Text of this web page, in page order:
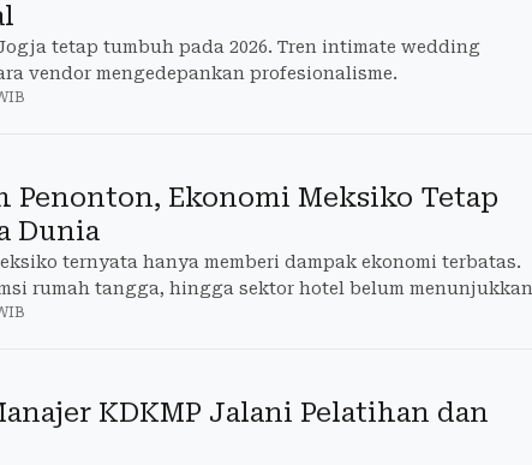
tetap tumbuh pada 2026. Tren intimate wedding
vendor mengedepankan profesionalisme.
Penonton, Ekonomi Meksiko Tetap
Dunia
ternyata hanya memberi dampak ekonomi terbatas.
rumah tangga, hingga sektor hotel belum menunjukkan
KDKMP Jalani Pelatihan dan